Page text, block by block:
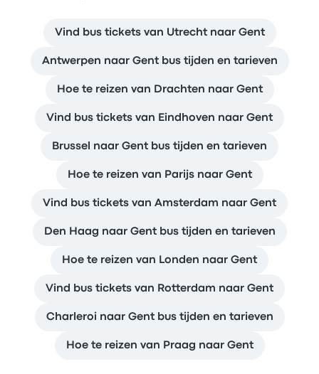
Vind bus tickets van Utrecht naar Gent
Antwerpen naar Gent bus tijden en tarieven
Hoe te reizen van Drachten naar Gent
Vind bus tickets van Eindhoven naar Gent
Brussel naar Gent bus tijden en tarieven
Hoe te reizen van Parijs naar Gent
Vind bus tickets van Amsterdam naar Gent
Den Haag naar Gent bus tijden en tarieven
Hoe te reizen van Londen naar Gent
Vind bus tickets van Rotterdam naar Gent
Charleroi naar Gent bus tijden en tarieven
Hoe te reizen van Praag naar Gent